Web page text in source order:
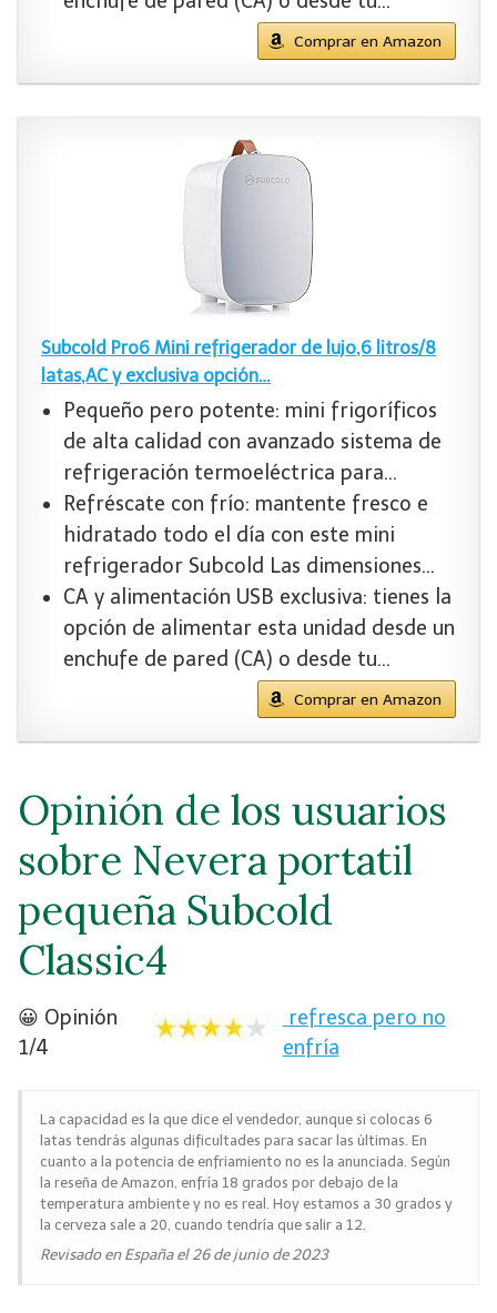
Comprar en Amazon
Subcold Pro6 Mini refrigerador de lujo,6 litros/8
latas,AC y exclusiva opción…
Pequeño pero potente: mini frigoríficos
de alta calidad con avanzado sistema de
refrigeración termoeléctrica para…
Refréscate con frío: mantente fresco e
hidratado todo el día con este mini
refrigerador Subcold Las dimensiones…
CA y alimentación USB exclusiva: tienes la
opción de alimentar esta unidad desde un
enchufe de pared (CA) o desde tu…
Comprar en Amazon
Opinión de los usuarios
sobre Nevera portatil
pequeña Subcold
Classic4
😀 Opinión
1/4
refresca pero no
enfría
La capacidad es la que dice el vendedor, aunque si colocas 6
latas tendrás algunas dificultades para sacar las últimas. En
cuanto a la potencia de enfriamiento no es la anunciada. Según
la reseña de Amazon, enfría 18 grados por debajo de la
temperatura ambiente y no es real. Hoy estamos a 30 grados y
la cerveza sale a 20, cuando tendría que salir a 12.
Revisado en España el 26 de junio de 2023